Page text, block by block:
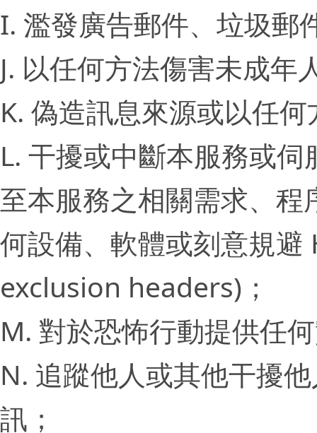
I. 濫發廣告郵件、垃圾郵
J. 以任何方法傷害未成年
K. 偽造訊息來源或以任
L. 干擾或中斷本服務或
至本服務之相關需求、
何設備、軟體或刻意規
exclusion headers)；
M. 對於恐怖行動提供任
N. 追蹤他人或其他干擾
訊；